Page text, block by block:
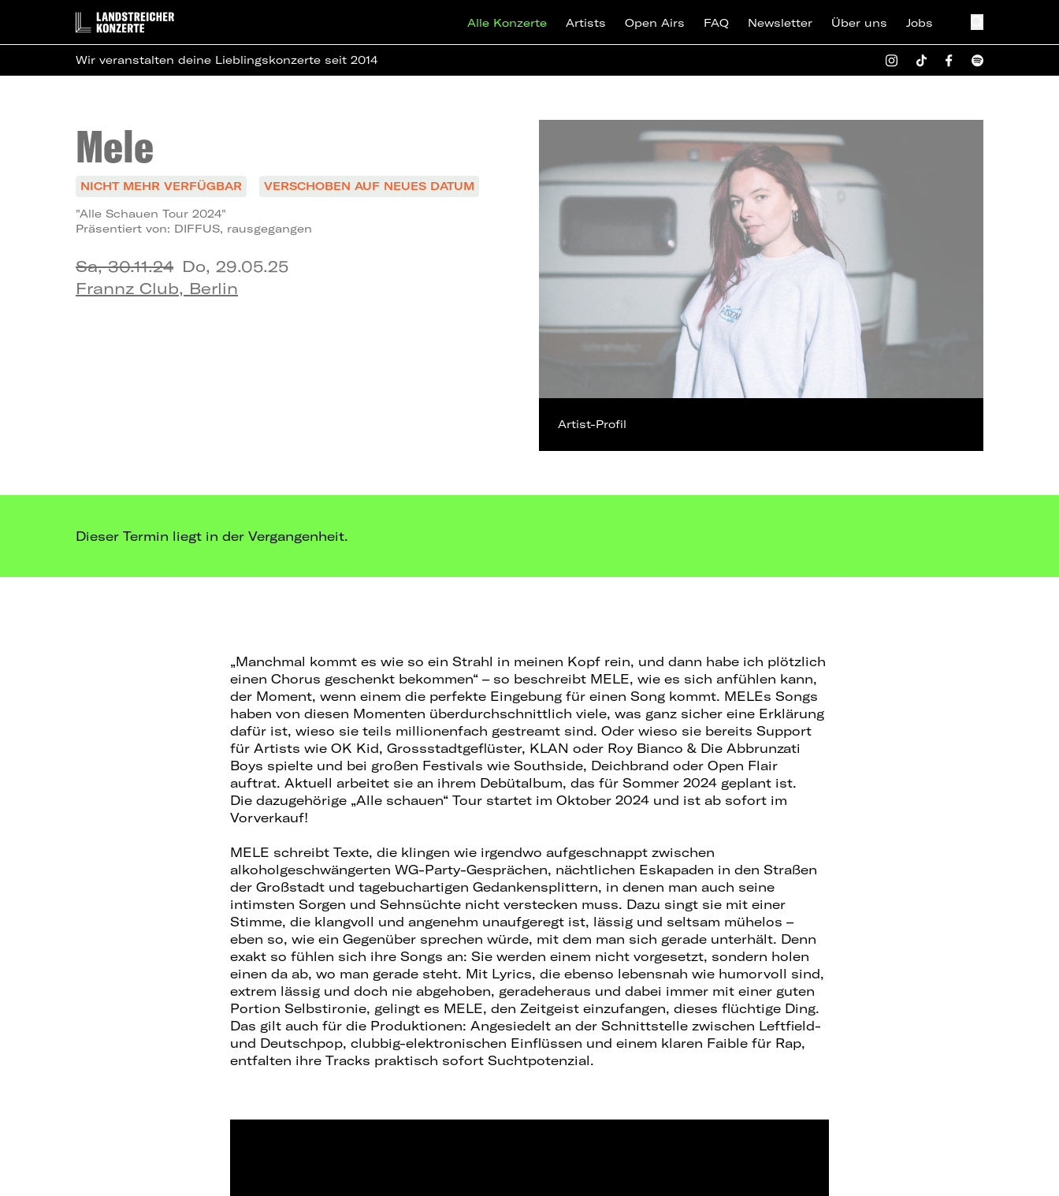
Alle Konzerte Artists Open Airs FAQ Newsletter Über uns Jobs
Wir veranstalten deine Lieblingskonzerte seit 2014
Mele
NICHT MEHR VERFÜGBAR
VERSCHOBEN AUF NEUES DATUM
"Alle Schauen Tour 2024"
Präsentiert von: DIFFUS, rausgegangen
Sa, 30.11.24 Do, 29.05.25
Frannz Club, Berlin
Artist-Profil
Dieser Termin liegt in der Vergangenheit.
„Manchmal kommt es wie so ein Strahl in meinen Kopf rein, und dann habe ich plötzlich
einen Chorus geschenkt bekommen“ – so beschreibt MELE, wie es sich anfühlen kann,
der Moment, wenn einem die perfekte Eingebung für einen Song kommt. MELEs Songs
haben von diesen Momenten überdurchschnittlich viele, was ganz sicher eine Erklärung
dafür ist, wieso sie teils millionenfach gestreamt sind. Oder wieso sie bereits Support
für Artists wie OK Kid, Grossstadtgeflüster, KLAN oder Roy Bianco & Die Abbrunzati
Boys spielte und bei großen Festivals wie Southside, Deichbrand oder Open Flair
auftrat. Aktuell arbeitet sie an ihrem Debütalbum, das für Sommer 2024 geplant ist.
Die dazugehörige „Alle schauen“ Tour startet im Oktober 2024 und ist ab sofort im
Vorverkauf!
MELE schreibt Texte, die klingen wie irgendwo aufgeschnappt zwischen
alkoholgeschwängerten WG-Party-Gesprächen, nächtlichen Eskapaden in den Straßen
der Großstadt und tagebuchartigen Gedankensplittern, in denen man auch seine
intimsten Sorgen und Sehnsüchte nicht verstecken muss. Dazu singt sie mit einer
Stimme, die klangvoll und angenehm unaufgeregt ist, lässig und seltsam mühelos –
eben so, wie ein Gegenüber sprechen würde, mit dem man sich gerade unterhält. Denn
exakt so fühlen sich ihre Songs an: Sie werden einem nicht vorgesetzt, sondern holen
einen da ab, wo man gerade steht. Mit Lyrics, die ebenso lebensnah wie humorvoll sind,
extrem lässig und doch nie abgehoben, geradeheraus und dabei immer mit einer guten
Portion Selbstironie, gelingt es MELE, den Zeitgeist einzufangen, dieses flüchtige Ding.
Das gilt auch für die Produktionen: Angesiedelt an der Schnittstelle zwischen Leftfield-
und Deutschpop, clubbig-elektronischen Einflüssen und einem klaren Faible für Rap,
entfalten ihre Tracks praktisch sofort Suchtpotenzial.